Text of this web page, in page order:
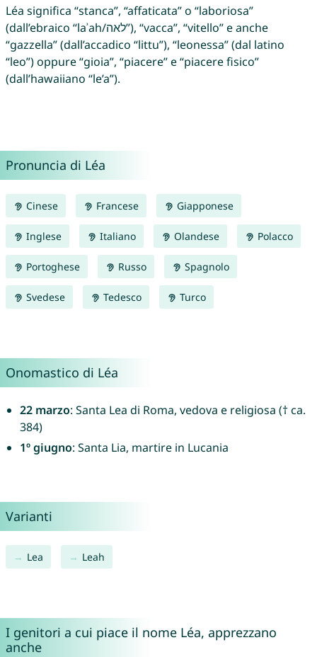
Léa significa “stanca”, “affaticata” o “laboriosa”
(dall’ebraico “laʾah/לאה”), “vacca”, “vitello” e anche
“gazzella” (dall’accadico “littu”), “leonessa” (dal latino
“leo”) oppure “gioia”, “piacere” e “piacere fisico”
(dall’hawaiiano “le’a”).
Pronuncia di Léa
Cinese Francese Giapponese
Inglese Italiano Olandese Polacco
Portoghese Russo Spagnolo
Svedese Tedesco Turco
Onomastico di Léa
22 marzo: Santa Lea di Roma, vedova e religiosa († ca.
384)
1º giugno: Santa Lia, martire in Lucania
Varianti
Lea Leah
I genitori a cui piace il nome Léa, apprezzano
anche